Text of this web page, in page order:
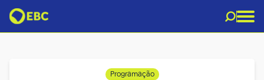
Programação